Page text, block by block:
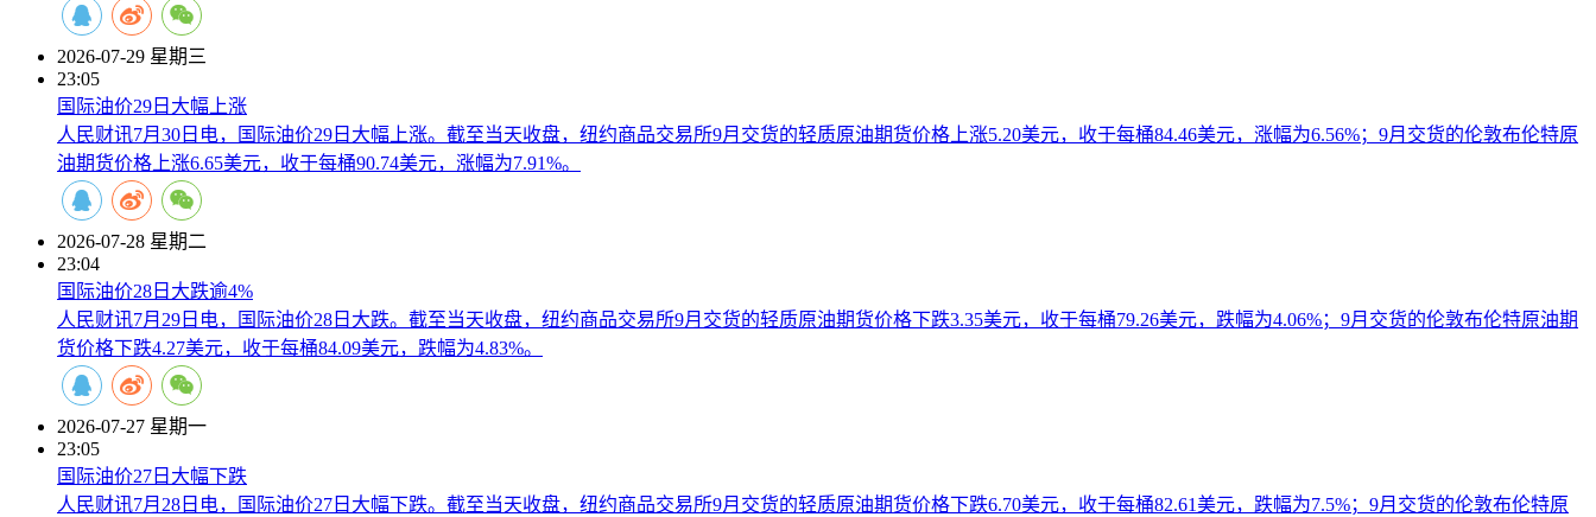
2026-07-29 星期三
23:05
国际油价29日大幅上涨
人民财讯7月30日电，国际油价29日大幅上涨。截至当天收盘，纽约商品交易所9月交货的轻质原油期货价格上涨5.20美元，收于每桶84.46美元，涨幅为6.56%；9月交货的伦敦布伦特原
油期货价格上涨6.65美元，收于每桶90.74美元，涨幅为7.91%。
2026-07-28 星期二
23:04
国际油价28日大跌逾4%
人民财讯7月29日电，国际油价28日大跌。截至当天收盘，纽约商品交易所9月交货的轻质原油期货价格下跌3.35美元，收于每桶79.26美元，跌幅为4.06%；9月交货的伦敦布伦特原油期
货价格下跌4.27美元，收于每桶84.09美元，跌幅为4.83%。
2026-07-27 星期一
23:05
国际油价27日大幅下跌
人民财讯7月28日电，国际油价27日大幅下跌。截至当天收盘，纽约商品交易所9月交货的轻质原油期货价格下跌6.70美元，收于每桶82.61美元，跌幅为7.5%；9月交货的伦敦布伦特原